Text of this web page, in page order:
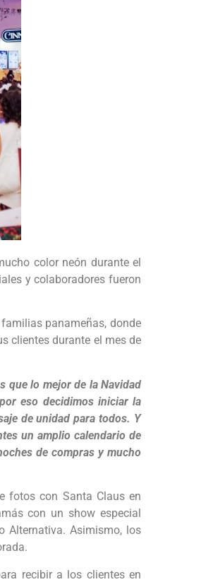
color neón durante el
y colaboradores fueron
panameñas, donde
clientes durante el mes de
que lo mejor de la Navidad
eso decidimos iniciar la
de unidad para todos. Y
un amplio calendario de
de compras y mucho
fotos con Santa Claus en
con un show especial
Alternativa. Asimismo, los
recibir a los clientes en